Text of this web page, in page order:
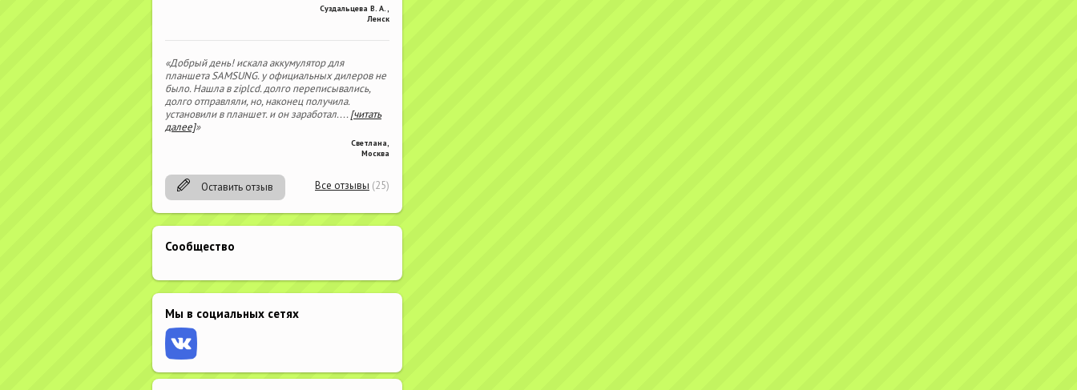
Суздальцева В. А.
Ленск
«Добрый день! искала аккумулятор для
планшета SAMSUNG. у официальных дилеров не
было. Нашла в ziplcd. долго переписывались,
долго отправляли, но, наконец получила.
установили в планшет. и он заработал....[читать
далее]»
Светлана
Москва
Оставить отзыв Все отзывы (25)
Сообщество
Мы в социальных сетях